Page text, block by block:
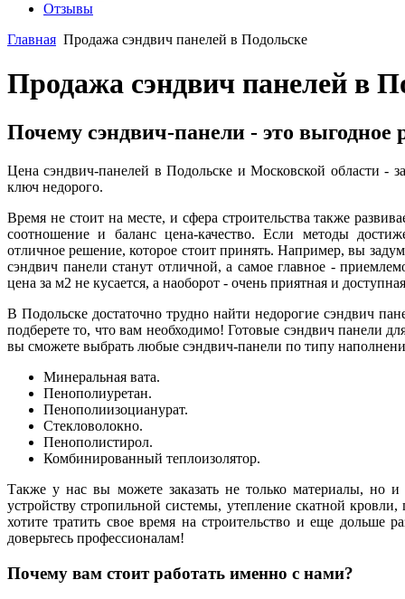
Отзывы
Главная Продажа сэндвич панелей в Подольске
Продажа сэндвич панелей в
Почему сэндвич-панели - это выгодное
Цена сэндвич-панелей в Подольске и Московской области -
ключ недорого.
Время не стоит на месте, и сфера строительства также
соотношение и баланс цена-качество. Если методы
отличное решение, которое стоит принять. Например, вы
сэндвич панели станут отличной, а самое главное -
цена за м2 не кусается, а наоборот - очень приятная и
В Подольске достаточно трудно найти недорогие сэндвич
подберете то, что вам необходимо! Готовые сэндвич панели
вы сможете выбрать любые сэндвич-панели по типу
Минеральная вата.
Пенополиуретан.
Пенополиизоцианурат.
Стекловолокно.
Пенополистирол.
Комбинированный теплоизолятор.
Также у нас вы можете заказать не только материалы, но
устройству стропильной системы, утепление скатной
хотите тратить свое время на строительство и еще дольше
доверьтесь профессионалам!
Почему вам стоит работать именно с нами?